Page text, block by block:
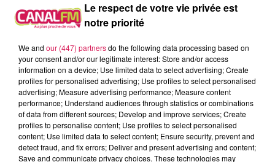
Réveil Canal FM
Angy Mayeux
Le Réveil de Canal FM
0:00 2 min 28 sec
Le respect de votre vie privée est
notre priorité
We and our (447) partnersdo the following data processing based on
your consent and/or our legitimate interest: Store and/or access
information on a device; Use limited data to select advertising; Create
profiles for personalised advertising; Use profiles to select personalised
advertising; Measure advertising performance; Measure content
performance; Understand audiences through statistics or combinations
of data from different sources; Develop and improve services; Create
profiles to personalise content; Use profiles to select personalised
content; Use limited data to select content; Ensure security, prevent and
detect fraud, and fix errors; Deliver and present advertising and content;
Save and communicate privacy choices. These technologies may